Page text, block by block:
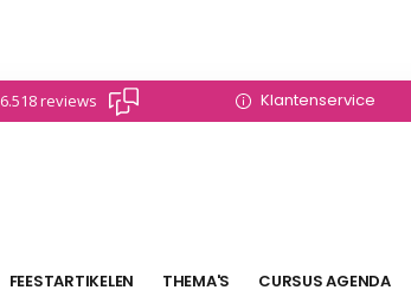
6.518 reviews Klantenservice
FEESTARTIKELEN THEMA'S CURSUS AGENDA